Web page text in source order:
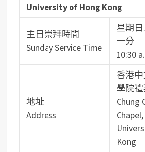
University of Hong Kong
主日崇拜時間
Sunday Service Time
星期
十分
10:30
地址
Address
香港
學院
Chung
Kong